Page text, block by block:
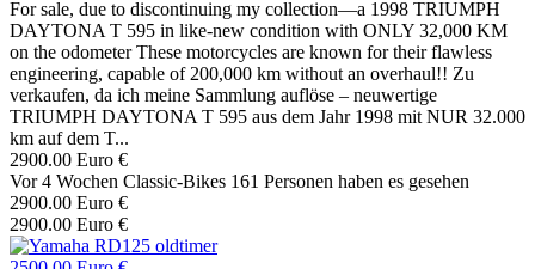
For sale, due to discontinuing my collection—a 1998 TRIUMPH
DAYTONA T 595 in like-new condition with ONLY 32,000 KM
on the odometer These motorcycles are known for their flawless
engineering, capable of 200,000 km without an overhaul!! Zu
verkaufen, da ich meine Sammlung auflöse – neuwertige
TRIUMPH DAYTONA T 595 aus dem Jahr 1998 mit NUR 32.000
km auf dem T...
2900.00 Euro €
Vor 4 Wochen Classic-Bikes 161 Personen haben es gesehen
2900.00 Euro €
2900.00 Euro €